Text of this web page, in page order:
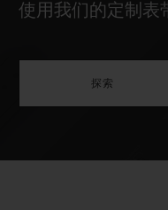
使用我们的定制表
探索